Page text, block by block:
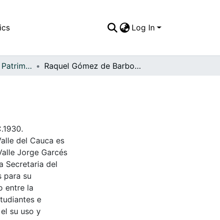
Log In
APFFVC - Moda - Patrimonial Raquel Gómez de Barbosa
del Cauca es
Jorge Garcés
Secretaria del
para su
entre la
e
su uso y